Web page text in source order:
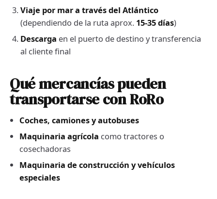
Viaje por mar a través del Atlántico
(dependiendo de la ruta aprox. 15-35 días)
Descarga en el puerto de destino y transferencia
al cliente final
Qué mercancías pueden
transportarse con RoRo
Coches, camiones y autobuses
Maquinaria agrícola como tractores o
cosechadoras
Maquinaria de construcción y vehículos
especiales